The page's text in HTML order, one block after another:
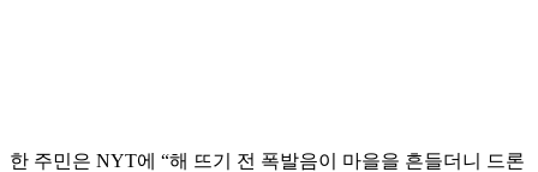
한 주민은 NYT에 “해 뜨기 전 폭발음이 마을을 흔들더니 드론